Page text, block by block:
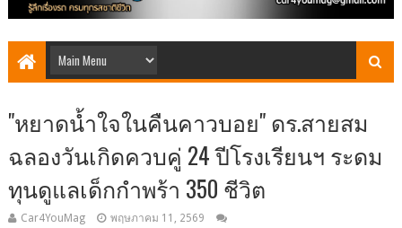
"หยาดน้ำใจในคืนคาวบอย" ดร.สายสม
ฉลองวันเกิดควบคู่ 24 ปีโรงเรียนฯ ระดม
ทุนดูแลเด็กกำพร้า 350 ชีวิต
Car4YouMag พฤษภาคม 11, 2569